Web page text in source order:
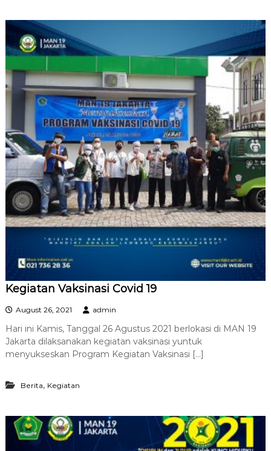
Kegiatan Vaksinasi Covid 19
August 26, 2021 admin
Hari ini Kamis, Tanggal 26 Agustus 2021 berlokasi di MAN 19
Jakarta dilaksanakan kegiatan vaksinasi yuntuk
menyukseskan Program Kegiatan Vaksinasi […]
Berita, Kegiatan